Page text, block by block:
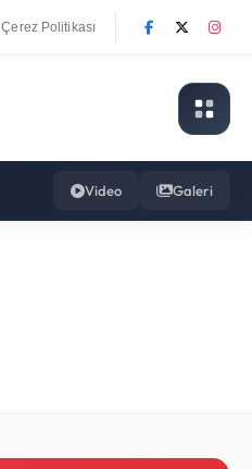
Çerez Politikası
Video Galeri